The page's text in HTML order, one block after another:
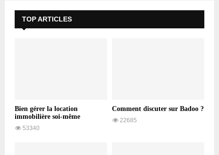
TOP ARTICLES
Bien gérer la location
immobilière soi-même
53340
Comment discuter sur Badoo ?
22685